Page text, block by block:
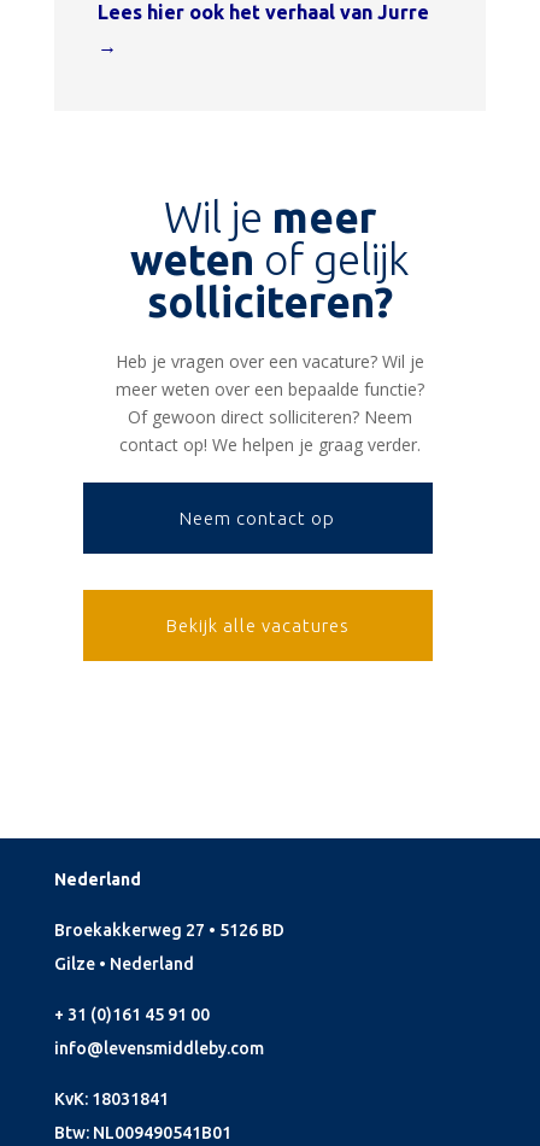
Lees hier ook het verhaal van Jurre
→
Wil je meer
weten of gelijk
solliciteren?
Heb je vragen over een vacature? Wil je
meer weten over een bepaalde functie?
Of gewoon direct solliciteren? Neem
contact op! We helpen je graag verder.
Neem contact op
Bekijk alle vacatures
Nederland
Broekakkerweg 27 • 5126 BD
Gilze • Nederland
+ 31 (0)161 45 91 00
info@levensmiddleby.com
KvK: 18031841
Btw: NL009490541B01